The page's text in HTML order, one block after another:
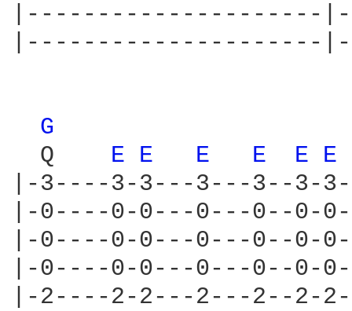
|---------------------
|---------------------
G
  Q
E E E E E E
|-3----3-3---3---3--
|-0----0-0---0---0--
|-0----0-0---0---0--
|-0----0-0---0---0--
|-2----2-2---2---2--